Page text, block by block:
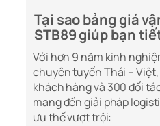
Tại sao bảng giá
STB89 giúp bạn
Với hơn 9 năm kinh
chuyên tuyến Thái –
khách hàng và 300 đối
mang đến giải pháp
ưu thế vượt trội: